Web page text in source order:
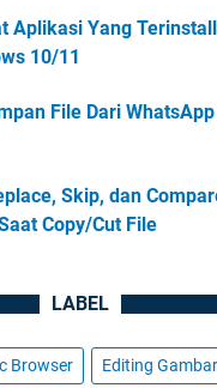
Aplikasi Yang
10/11
File Dari
Skip, dan
Copy/Cut File
LABEL
Browser Editing Gambar